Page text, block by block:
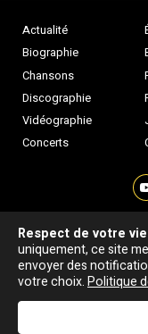
Actualité
Biographie
Chansons
Discographie
Vidéographie
Concerts
Association "Parler
Signaler une erreur |
Respect de votre
uniquement, ce site
envoyer des
votre choix.Politique